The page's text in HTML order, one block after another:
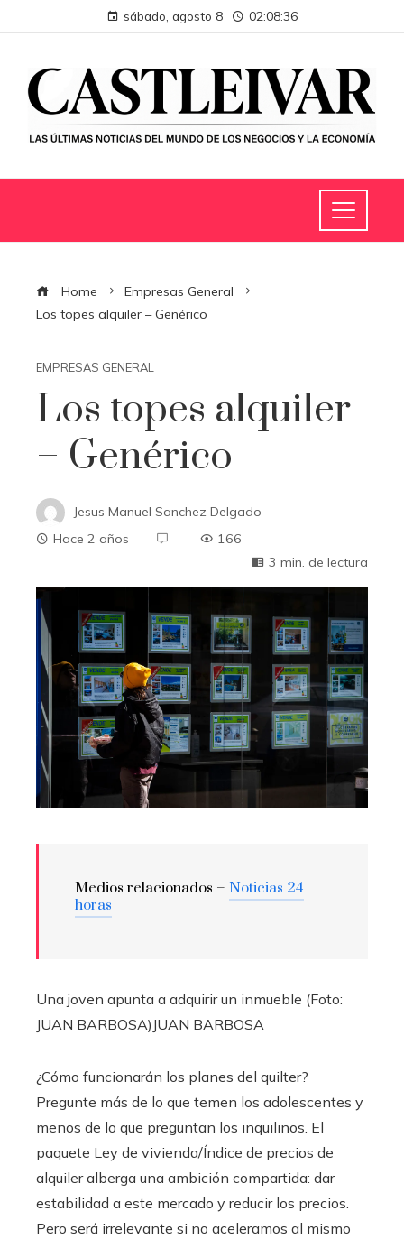
sábado, agosto 8 02:08:37
Home
Empresas General
Los topes alquiler – Genérico
EMPRESAS GENERAL
Los topes alquiler
– Genérico
Jesus Manuel Sanchez Delgado
Hace 2 años
166
3 min. de lectura
Medios relacionados – Noticias 24
horas
Una joven apunta a adquirir un inmueble (Foto:
JUAN BARBOSA) JUAN BARBOSA
¿Cómo funcionarán los planes del quilter?
Pregunte más de lo que temen los adolescentes y
menos de lo que preguntan los inquilinos. El
paquete Ley de vivienda/Índice de precios de
alquiler alberga una ambición compartida: dar
estabilidad a este mercado y reducir los precios.
Pero será irrelevante si no aceleramos al mismo